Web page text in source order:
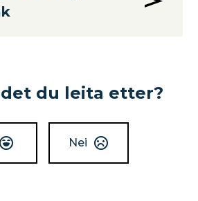
du leita etter?
Nei